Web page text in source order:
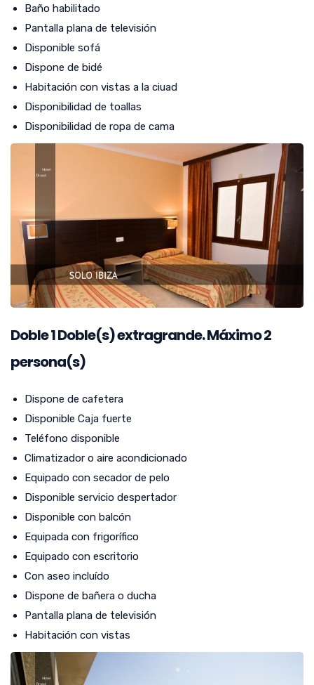
Baño habilitado
Pantalla plana de televisión
Disponible sofá
Dispone de bidé
Habitación con vistas a la ciuad
Disponibilidad de toallas
Disponibilidad de ropa de cama
Doble1Doble(s) extragrande. Máximo 2
persona(s)
Dispone de cafetera
Disponible Caja fuerte
Teléfono disponible
Climatizador o aire acondicionado
Equipado con secador de pelo
Disponible servicio despertador
Disponible con balcón
Equipada con frigorífico
Equipado con escritorio
Con aseo incluído
Dispone de bañera o ducha
Pantalla plana de televisión
Habitación con vistas